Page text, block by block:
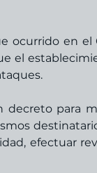
ocurrido en
el
decreto para
efectuar